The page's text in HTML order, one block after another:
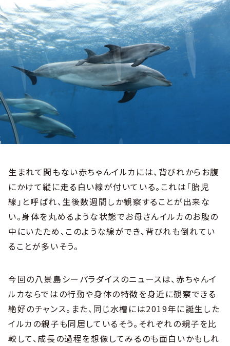
生まれて間もない赤ちゃんイルカには、背びれからお腹
にかけて縦に走る白い線が付いている。これは「胎児
線」と呼ばれ、生後数週間しか観察することが出来な
い。身体を丸めるような状態でお母さんイルカのお腹の
中にいたため、このような線ができ、背びれも倒れてい
ることが多いそう。
今回の八景島シーパラダイスのニュースは、赤ちゃんイ
ルカならではの行動や身体の特徴を身近に観察できる
絶好のチャンス。また、同じ水槽には2019年に誕生した
イルカの親子も同居しているそう。それぞれの親子を比
較して、成長の過程を想像してみるのも面白いかもしれ